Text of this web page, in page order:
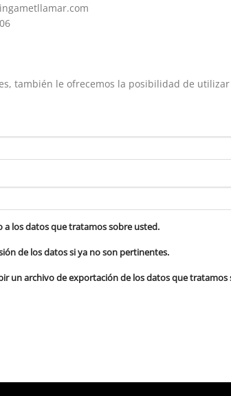
también le ofrecemos la posibilidad de
a los datos que tratamos sobre usted.
de los datos si ya no son pertinentes.
un archivo de exportación de los datos que tratamos